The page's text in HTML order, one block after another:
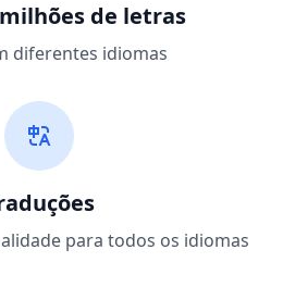
de letras
diferentes idiomas
para todos os idiomas